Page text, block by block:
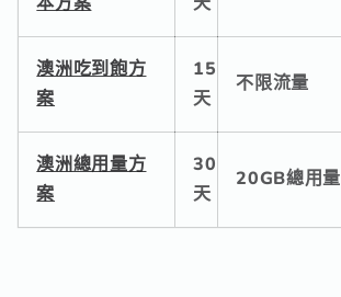
澳洲吃到飽方
案
15
天
不限流量
澳洲總用量方
案
30
天
20GB總用量